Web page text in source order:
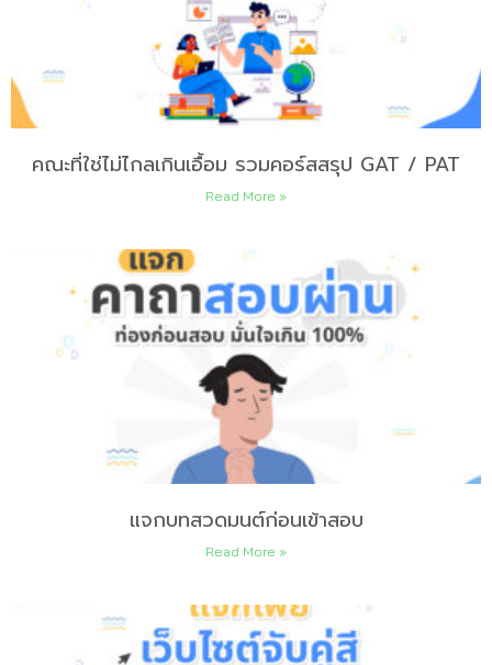
คณะที่ใช่ไม่ไกลเกินเอื้อม รวมคอร์สสรุป GAT / PAT
Read More »
แจกบทสวดมนต์ก่อนเข้าสอบ
Read More »